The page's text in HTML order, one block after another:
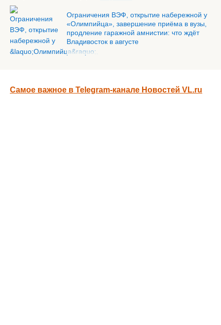
Ограничения ВЭФ, открытие набережной у
«Олимпийца», завершение приёма в вузы,
продление гаражной амнистии: что ждёт
Владивосток в августе
Самое важное в Telegram-канале Новостей VL.ru